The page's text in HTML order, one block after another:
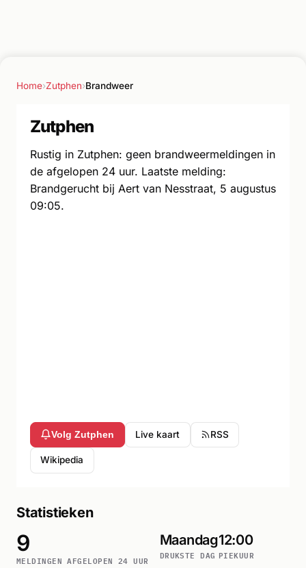
Home›Zutphen›Brandweer
Zutphen
Rustig in Zutphen: geen brandweermeldingen in
de afgelopen 24 uur. Laatste melding:
Brandgerucht bij Aert van Nesstraat, 5 augustus
09:05.
Volg Zutphen Live kaart RSS
Wikipedia
Statistieken
9
MELDINGEN AFGELOPEN 24 UUR
Maandag
DRUKSTE DAG
12:00
PIEKUUR